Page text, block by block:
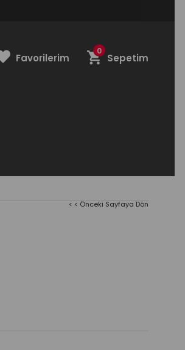
Sepetim
0
Favorilerim
< < Önceki Sayfaya Dön